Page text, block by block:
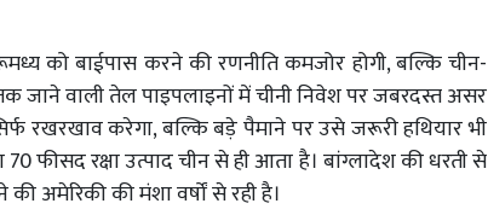
को बाईपास करने की रणनीति कमजोर होगी, बल्कि चीन-
जाने वाली तेल पाइपलाइनों में चीनी निवेश पर जबरदस्त असर
रखरखाव करेगा, बल्कि बड़े पैमाने पर उसे जरूरी हथियार भी
फीसद रक्षा उत्पाद चीन से ही आता है। बांग्लादेश की धरती से
अमेरिकी की मंशा वर्षों से रही है।